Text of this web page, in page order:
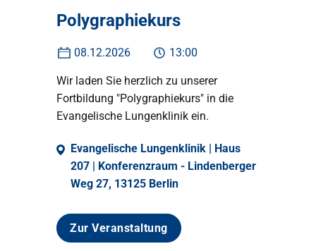
Polygraphiekurs
08.12.2026 13:00
Wir laden Sie herzlich zu unserer
Fortbildung "Polygraphiekurs" in die
Evangelische Lungenklinik ein.
Evangelische Lungenklinik | Haus
207 | Konferenzraum - Lindenberger
Weg 27, 13125 Berlin
Zur Veranstaltung